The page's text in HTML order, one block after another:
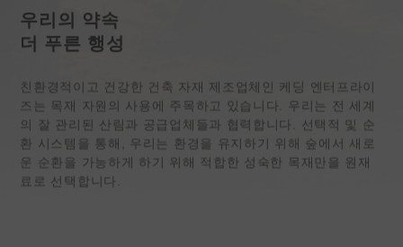
우리의 약속
더 푸른 행성
친환경적이고 건강한 건축 자재 제조업체인 케딩 엔터프라이
즈는 목재 자원의 사용에 주목하고 있습니다. 우리는 전 세계
의 잘 관리된 산림과 공급업체들과 협력합니다. 선택적 및 순
환 시스템을 통해, 우리는 환경을 유지하기 위해 숲에서 새로
운 순환을 가능하게 하기 위해 적합한 성숙한 목재만을 원재
료로 선택합니다.